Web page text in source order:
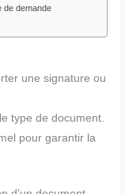
de demande
une signature ou
type de document.
pour garantir la